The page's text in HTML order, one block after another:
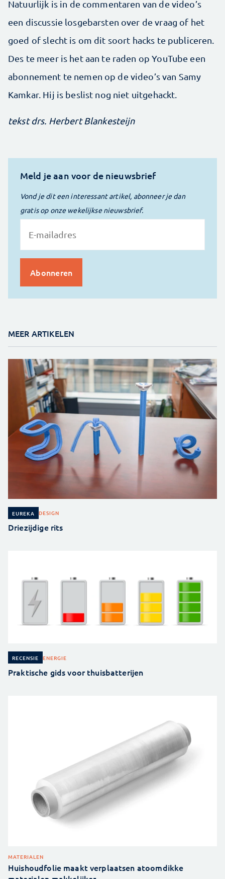
Natuurlijk is in de commentaren van de video’s
een discussie losgebarsten over de vraag of het
goed of slecht is om dit soort hacks te publiceren.
Des te meer is het aan te raden op YouTube een
abonnement te nemen op de video’s van Samy
Kamkar. Hij is beslist nog niet uitgehackt.
tekst drs. Herbert Blankesteijn
Meld je aan voor de nieuwsbrief
Vond je dit een interessant artikel, abonneer je dan
gratis op onze wekelijkse nieuwsbrief.
MEER ARTIKELEN
EUREKA DESIGN
Driezijdige rits
RECENSIE ENERGIE
Praktische gids voor thuisbatterijen
MATERIALEN
Huishoudfolie maakt verplaatsen atoomdikke